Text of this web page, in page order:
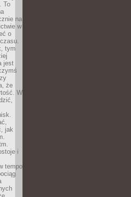
To
na
w
o
tym
jest
że
W
jak
i
tempo